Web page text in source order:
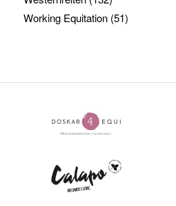
Working Equitation(51)